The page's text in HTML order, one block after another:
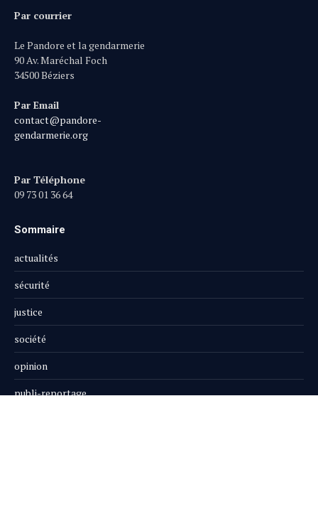
Par courrier
Le Pandore et la gendarmerie
90 Av. Maréchal Foch
34500 Béziers
Par Email
contact@pandore-
gendarmerie.org
Par Téléphone
09 73 01 36 64
Sommaire
actualités
sécurité
justice
société
opinion
publi-reportage